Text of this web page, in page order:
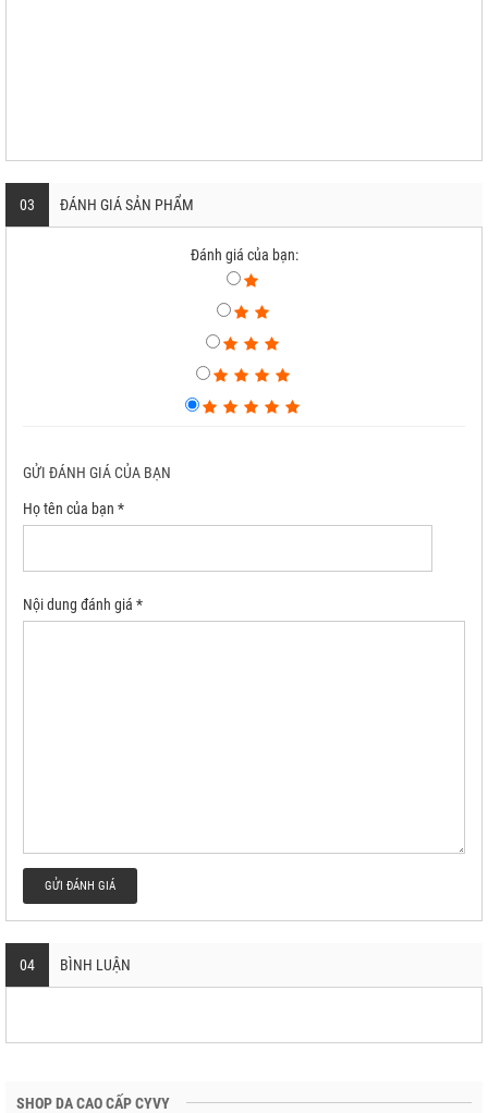
03 ĐÁNH GIÁ SẢN PHẨM
Đánh giá của bạn:
GỬI ĐÁNH GIÁ CỦA BẠN
Họ tên của bạn *
Nội dung đánh giá *
GỬI ĐÁNH GIÁ
04 BÌNH LUẬN
SHOP DA CAO CẤP CYVY